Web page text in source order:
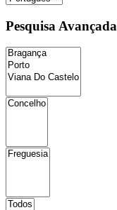
Pesquisa Avançada